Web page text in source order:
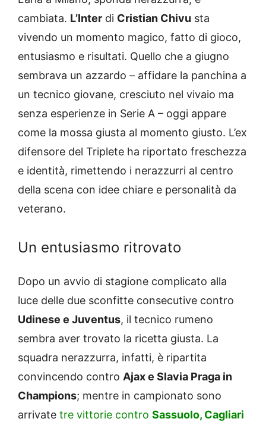
cambiata. L’Inter di Cristian Chivu sta
vivendo un momento magico, fatto di gioco,
entusiasmo e risultati. Quello che a giugno
sembrava un azzardo – affidare la panchina a
un tecnico giovane, cresciuto nel vivaio ma
senza esperienze in Serie A – oggi appare
come la mossa giusta al momento giusto. L’ex
difensore del Triplete ha riportato freschezza
e identità, rimettendo i nerazzurri al centro
della scena con idee chiare e personalità da
veterano.
Un entusiasmo ritrovato
Dopo un avvio di stagione complicato alla
luce delle due sconfitte consecutive contro
Udinese e Juventus, il tecnico rumeno
sembra aver trovato la ricetta giusta. La
squadra nerazzurra, infatti, è ripartita
convincendo contro Ajax e Slavia Praga in
Champions; mentre in campionato sono
arrivate tre vittorie contro Sassuolo, Cagliari